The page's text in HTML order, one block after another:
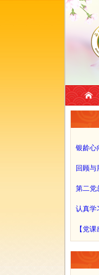
银龄心
回顾与
第二党
认真学
【党